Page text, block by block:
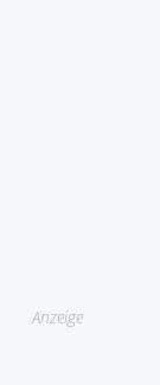
Anzeige